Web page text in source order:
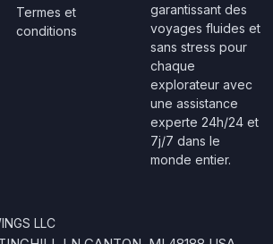
Termes et
conditions
garantissant des
voyages fluides et
sans stress pour
chaque
explorateur avec
une assistance
experte 24h/24 et
7j/7 dans le
monde entier.
LLC